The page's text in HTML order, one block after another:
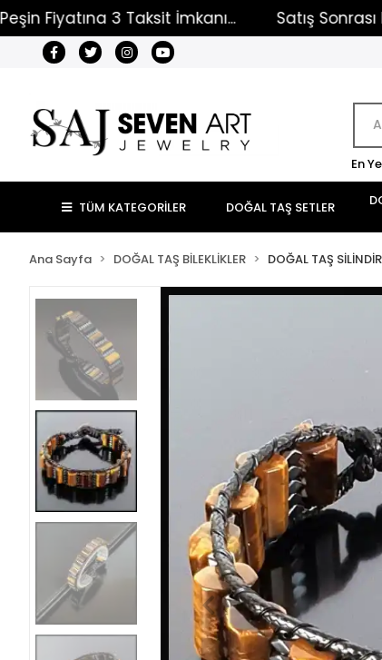
3 Taksit İmkanı... Satış Sonrası Hizmet...
En
TÜM KATEGORİLER DOĞAL TAŞ SETLER
Ana Sayfa DOĞAL TAŞ BİLEKLİKLER DOĞAL TAŞ